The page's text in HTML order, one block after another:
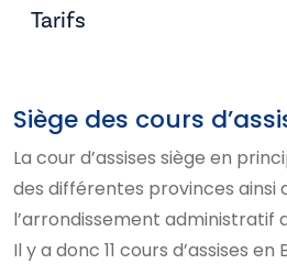
Tarifs
Siège des cours
La cour d’assises siège en
des différentes provinces ainsi
l’arrondissement administratif
Il y a donc 11 cours d’assises en